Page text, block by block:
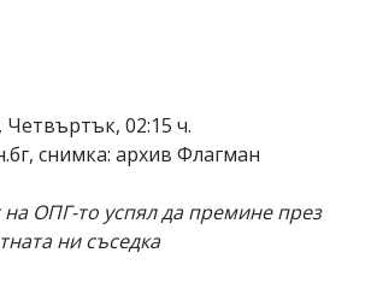
, Четвъртък, 02:15 ч.
снимка: архив Флагман
ОПГ-то успял да премине през
ни съседка